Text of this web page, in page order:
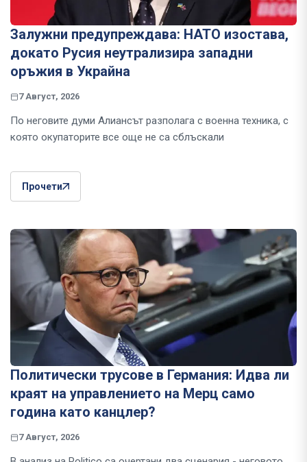
Залужни предупреждава: НАТО изостава,
докато Русия неутрализира западни
оръжия в Украйна
7 Август, 2026
По неговите думи Алиансът разполага с военна техника, с
която окупаторите все още не са сблъскали
Прочети
Политически трусове в Германия: Идва ли
краят на управлението на Мерц само
година като канцлер?
7 Август, 2026